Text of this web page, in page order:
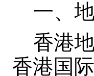
一、
香港
香港国